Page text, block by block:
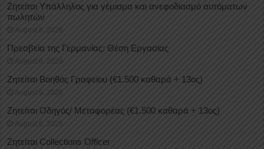
Ζητείται Υπάλληλος για γέμισμα και ανεφοδιασμό αυτόματων
πωλητών
August 6, 2026
Πρεσβεία της Γερμανίας: Θέση Εργασίας
August 6, 2026
Ζητείται Βοηθός Γραφείου (€1.500 καθαρά + 13ος)
August 6, 2026
Ζητείται Οδηγός/ Μεταφορέας (€1.500 καθαρά + 13ος)
August 6, 2026
Ζητείται Collections Officer